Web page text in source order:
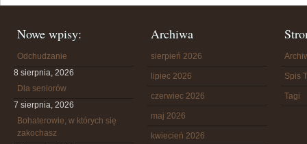
Nowe wpisy:
Odchudzanie
8 sierpnia, 2026
Dla seniorów
7 sierpnia, 2026
Bohaterowie, w których się
zakochasz
Archiwa
sierpień 2026
lipiec 2026
czerwiec 2026
maj 2026
kwiecień 2026
Spis
Tagi